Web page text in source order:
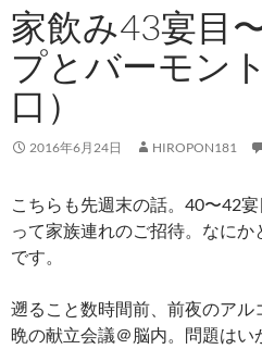
家飲み43宴目
プとバーモン
口）
2016年6月24日 HIROPON181
こちらも先週末の話。40〜42
って家族連れのご招待。なに
です。
遡ること数時間前、前夜のア
晩の献立会議＠脳内。問題はい